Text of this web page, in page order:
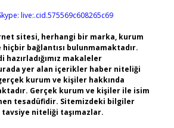
live:.cid.575569c608265c69
sitesi, herhangi bir marka, kurum
bağlantısı bulunmamaktadır.
hazırladığımız makaleler
yer alan içerikler haber niteliği
kurum ve kişiler hakkında
Gerçek kurum ve kişiler ile isim
tesadüfidir. Sitemizdeki bilgiler
niteliği taşımazlar.